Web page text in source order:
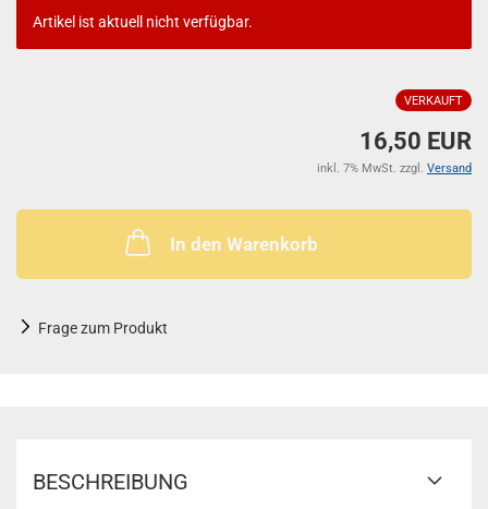
Artikel ist aktuell nicht verfügbar.
VERKAUFT
16,50 EUR
inkl. 7% MwSt. zzgl. Versand
In den Warenkorb
Frage zum Produkt
BESCHREIBUNG